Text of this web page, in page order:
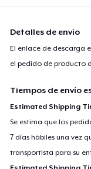
Hold my truth like a
What if I speak and
So I smile instead, let
I’ve rehearsed my
Detalles de envío
El enlace de descarga
el pedido de producto
Tiempos de envío
Estimated Shipping
Se estima que los
7 días hábiles una vez
transportista para su